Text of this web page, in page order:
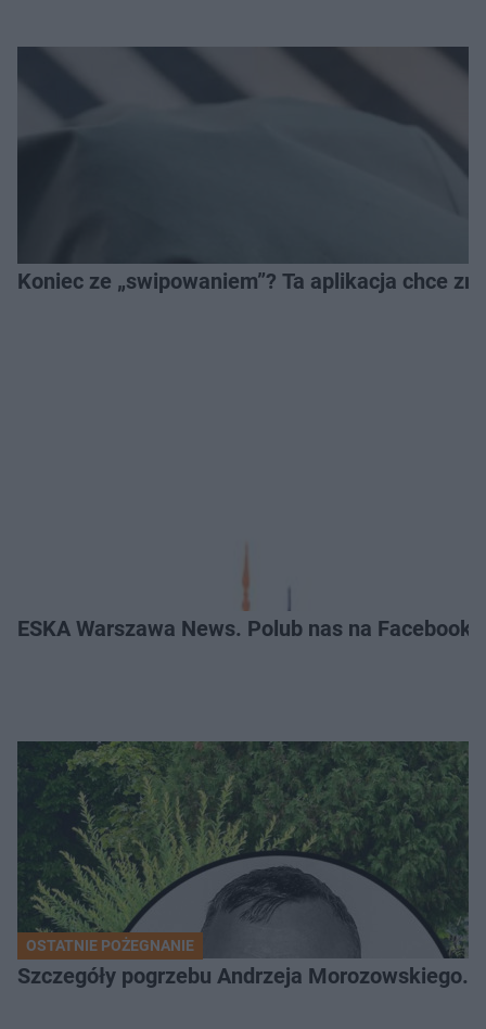
Koniec ze „swipowaniem”? Ta aplikacja chce
ESKA Warszawa News. Polub nas na
OSTATNIE POŻEGNANIE
Szczegóły pogrzebu Andrzeja Morozowskiego.